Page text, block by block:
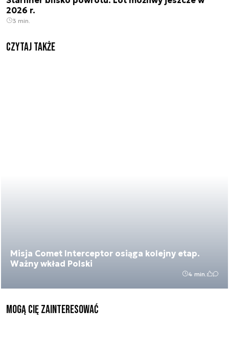
2026 r.
3 min.
Czytaj także
Misja Comet Interceptor osiąga kolejny etap.
Ważny wkład Polski
4 min.
Mogą Cię zainteresować